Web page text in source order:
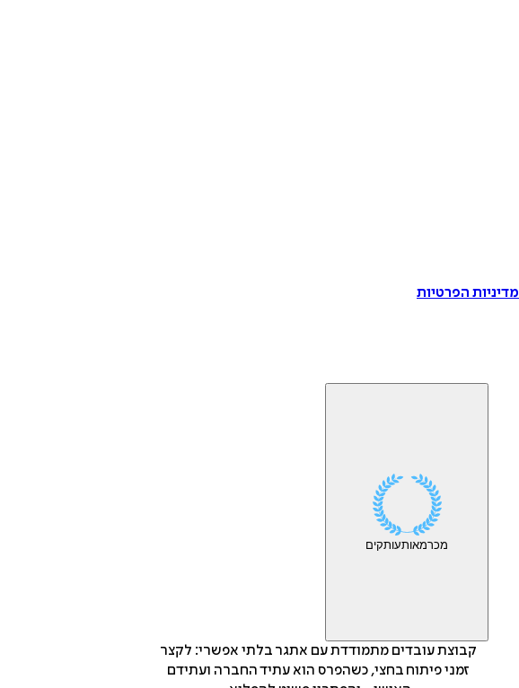
הפרטיות
מכרמאותעותקים
קבוצת עובדים מתמודדת עם אתגר בלתי אפשרי: לקצר
זמני פיתוח בחצי, כשהפרס הוא עתיד החברה ועתידם